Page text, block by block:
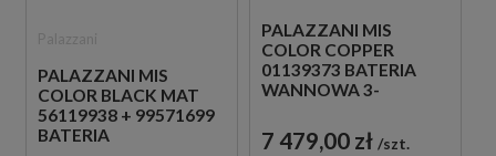
PALAZZANI MIS
COLOR BLACK MAT
56119938 + 99571699
BATERIA
PALAZZANI MIS
COLOR COPPER
01139373 BATERIA
WANNOWA 3-
MIEDZIANA
7 479,00 zł szt.